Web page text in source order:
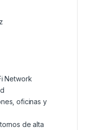
Network
oficinas y
de alta